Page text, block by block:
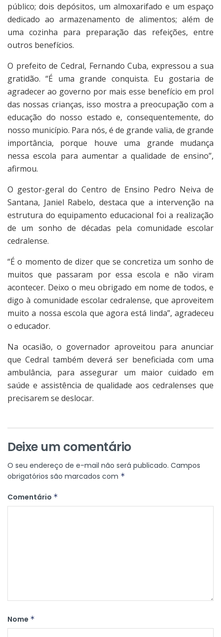
público; dois depósitos, um almoxarifado e um espaço
dedicado ao armazenamento de alimentos; além de
uma cozinha para preparação das refeições, entre
outros benefícios.
O prefeito de Cedral, Fernando Cuba, expressou a sua
gratidão. “É uma grande conquista. Eu gostaria de
agradecer ao governo por mais esse benefício em prol
das nossas crianças, isso mostra a preocupação com a
educação do nosso estado e, consequentemente, do
nosso município. Para nós, é de grande valia, de grande
importância, porque houve uma grande mudança
nessa escola para aumentar a qualidade de ensino”,
afirmou.
O gestor-geral do Centro de Ensino Pedro Neiva de
Santana, Janiel Rabelo, destaca que a intervenção na
estrutura do equipamento educacional foi a realização
de um sonho de décadas pela comunidade escolar
cedralense.
“É o momento de dizer que se concretiza um sonho de
muitos que passaram por essa escola e não viram
acontecer. Deixo o meu obrigado em nome de todos, e
digo à comunidade escolar cedralense, que aproveitem
muito a nossa escola que agora está linda”, agradeceu
o educador.
Na ocasião, o governador aproveitou para anunciar
que Cedral também deverá ser beneficiada com uma
ambulância, para assegurar um maior cuidado em
saúde e assistência de qualidade aos cedralenses que
precisarem se deslocar.
Deixe um comentário
O seu endereço de e-mail não será publicado. Campos
obrigatórios são marcados com *
Comentário *
Nome *